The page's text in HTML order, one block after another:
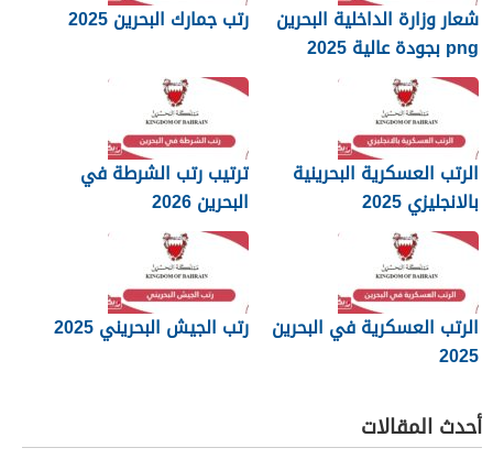
شعار وزارة الداخلية البحرين
png بجودة عالية 2025
رتب جمارك البحرين 2025
الرتب العسكرية البحرينية
بالانجليزي 2025
ترتيب رتب الشرطة في
البحرين 2026
الرتب العسكرية في البحرين
2025
رتب الجيش البحريني 2025
أحدث المقالات